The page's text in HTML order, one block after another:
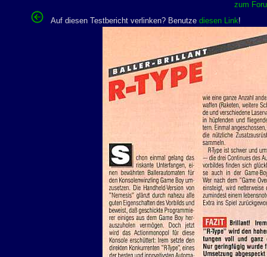
zum
Auf diesen Testbericht verlinken? Benutze diesen Link!